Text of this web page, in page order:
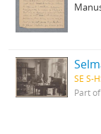
SE S-
Part